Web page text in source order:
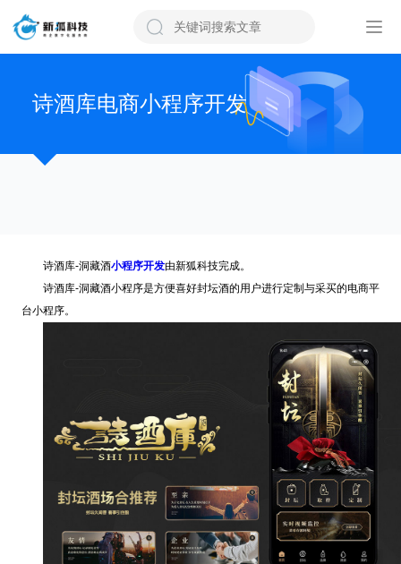
诗酒库电商小程序开发
诗酒库-洞藏酒小程序开发由新狐科技完成。
诗酒库-洞藏酒小程序是方便喜好封坛酒的用户进行定制与采买的电商平
台小程序。